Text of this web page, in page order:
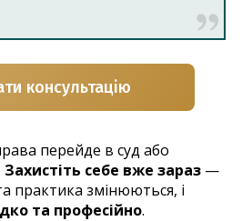
консультацію
перейде в суд або
Захистіть себе вже зараз —
практика змінюються, і
та професійно.